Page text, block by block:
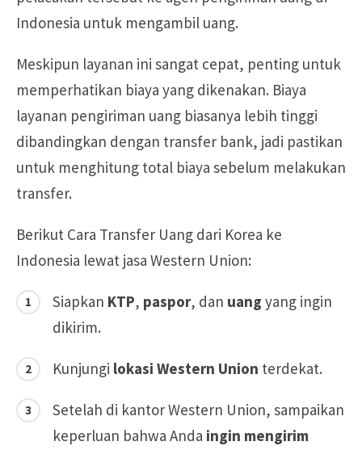
Indonesia untuk mengambil uang.
Meskipun layanan ini sangat cepat, penting untuk
memperhatikan biaya yang dikenakan. Biaya
layanan pengiriman uang biasanya lebih tinggi
dibandingkan dengan transfer bank, jadi pastikan
untuk menghitung total biaya sebelum melakukan
transfer.
Berikut Cara Transfer Uang dari Korea ke
Indonesia lewat jasa Western Union:
Siapkan KTP, paspor, dan uang yang ingin
dikirim.
Kunjungi lokasi Western Union terdekat.
Setelah di kantor Western Union, sampaikan
keperluan bahwa Anda ingin mengirim